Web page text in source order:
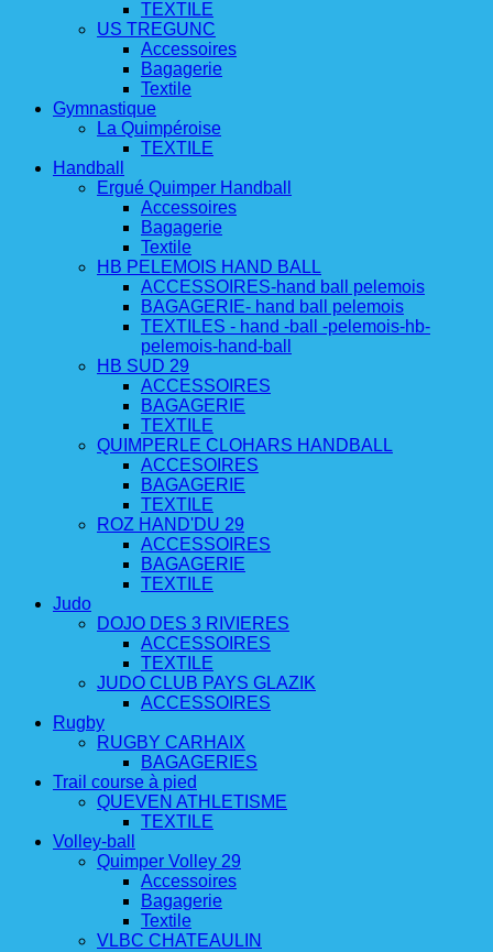
TEXTILE
US TREGUNC
Accessoires
Bagagerie
Textile
Gymnastique
La Quimpéroise
TEXTILE
Handball
Ergué Quimper Handball
Accessoires
Bagagerie
Textile
HB PELEMOIS HAND BALL
ACCESSOIRES-hand ball pelemois
BAGAGERIE- hand ball pelemois
TEXTILES - hand -ball -pelemois-hb-
pelemois-hand-ball
HB SUD 29
ACCESSOIRES
BAGAGERIE
TEXTILE
QUIMPERLE CLOHARS HANDBALL
ACCESOIRES
BAGAGERIE
TEXTILE
ROZ HAND'DU 29
ACCESSOIRES
BAGAGERIE
TEXTILE
Judo
DOJO DES 3 RIVIERES
ACCESSOIRES
TEXTILE
JUDO CLUB PAYS GLAZIK
ACCESSOIRES
Rugby
RUGBY CARHAIX
BAGAGERIES
Trail course à pied
QUEVEN ATHLETISME
TEXTILE
Volley-ball
Quimper Volley 29
Accessoires
Bagagerie
Textile
VLBC CHATEAULIN